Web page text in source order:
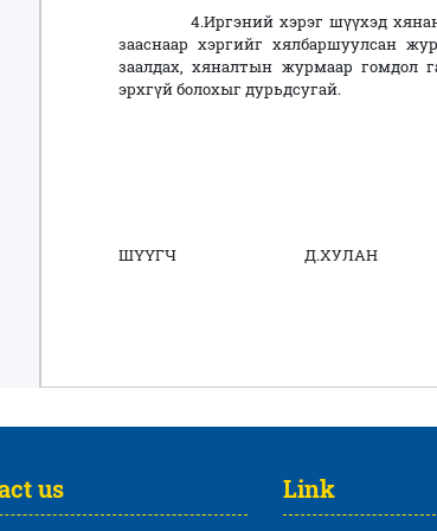
4.Иргэний хэрэг шүүхэд хянан
зааснаар хэргийг хялбаршуулсан
заалдах, хяналтын журмаар гомдол
эрхгүй болохыг дурьдсугай.
ШҮҮГЧ Д.ХУЛАН
us Link